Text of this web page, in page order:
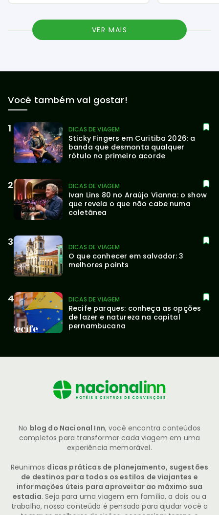
VER MAIS
Você também vai gostar!
DICAS DE VIAGEM
Sticky Fingers em Curitiba 2026: a
banda que desmonta qualquer
rótulo no primeiro acorde
DICAS DE VIAGEM
Ivan Lins 80 no Araújo Vianna: o show
que revela o que não cabe numa
coletânea
DICAS DE VIAGEM
O que conhecer em salvador: 3
melhores points
DICAS DE VIAGEM
Recife parques: conheça as opções
de lazer e natureza na capital
pernambucana
No blog do Nacional Inn, você encontra conteúdos
completos para transformar cada viagem em uma
experiência memorável.
Reunimos dicas práticas de planejamento, sugestões
de destinos para todos os estilos de viajantes e
informações úteis para aproveitar ao máximo sua
estadia. Seja para uma viagem em família, a dois ou a
trabalho, nosso conteúdo é pensado para ajudar você a